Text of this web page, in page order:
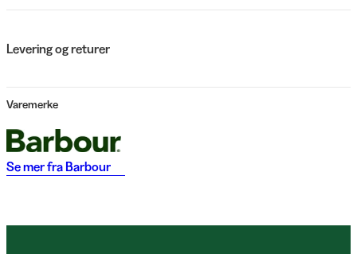
Levering og returer
Varemerke
Se mer fra Barbour